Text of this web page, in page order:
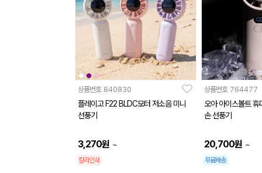
상품번호 840830
플레이고 F22 BLDC모터 저소음 미니
선풍기
3,270원 ~
칼라인쇄
상품번호 764477
오아 아이스볼트
손 선풍기
20,700원 ~
무료배송